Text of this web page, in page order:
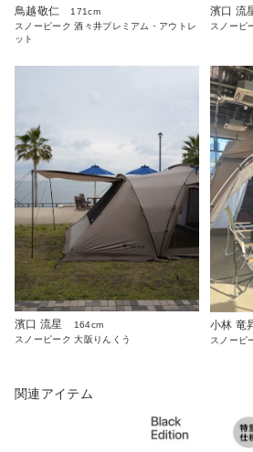
鳥越敬仁
171cm
スノーピーク 酒々井プレミアム・アウトレ
ット
濱口 流
スノーピ
濱口 流星
164cm
スノーピーク 大阪りんくう
小林 竜
スノーピ
関連アイテム